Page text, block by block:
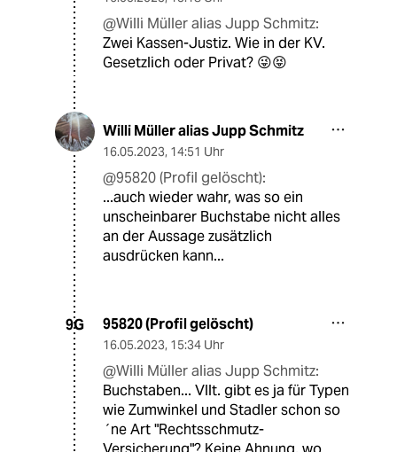
@Willi Müller alias Jupp Schmitz:
Zwei Kassen-Justiz. Wie in der KV.
Gesetzlich oder Privat? 😜😝
Willi Müller alias Jupp Schmitz
16.05.2023, 14:51 Uhr
@95820 (Profil gelöscht):
...auch wieder wahr, was so ein
unscheinbarer Buchstabe nicht alles
an der Aussage zusätzlich
ausdrücken kann...
9G 95820 (Profil gelöscht)
16.05.2023, 15:34 Uhr
@Willi Müller alias Jupp Schmitz:
Buchstaben... Vllt. gibt es ja für Typen
wie Zumwinkel und Stadler schon so
´ne Art "Rechtsschmutz-